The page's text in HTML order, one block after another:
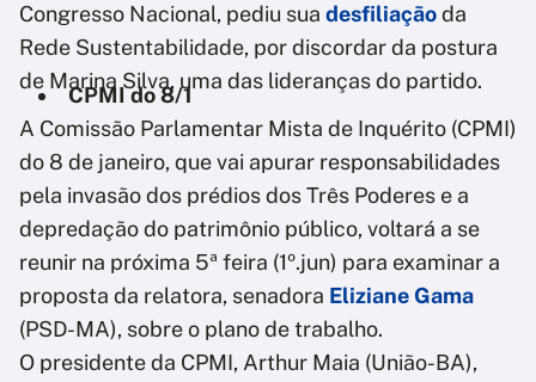
Congresso Nacional, pediu sua desfiliaçãoda
Rede Sustentabilidade, por discordar da postura
de Marina Silva, uma das lideranças do partido.
CPMI do 8/1
A Comissão Parlamentar Mista de Inquérito (CPMI)
do 8 de janeiro, que vai apurar responsabilidades
pela invasão dos prédios dos Três Poderes e a
depredação do patrimônio público, voltará a se
reunir na próxima 5ª feira (1º.jun) para examinar a
proposta da relatora, senadora Eliziane Gama
(PSD-MA), sobre o plano de trabalho.
O presidente da CPMI, Arthur Maia (União-BA),